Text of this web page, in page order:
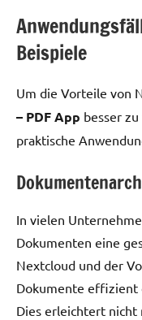
Beispiele
Um die Vorteile von
– PDF App besser
praktische
In vielen
Dokumenten eine
Nextcloud und der
Dokumente effizient
Dies erleichtert nicht